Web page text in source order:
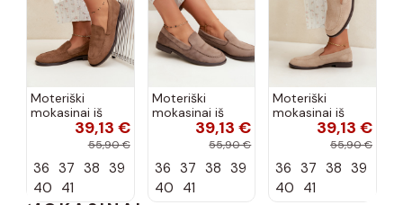
Moteriški
mokasinai iš
dirbtinės
zomšos, rudos
39,13 €
55,90 €
36 37 38 39
40 41
Moteriški
mokasinai iš
dirbtinės
zomšos, molio
39,13 €
55,90 €
36 37 38 39
40 41
Moteriški
mokasinai iš
dirbtinės
zomšos, smėlio
39,13 €
55,90 €
36 37 38 39
40 41